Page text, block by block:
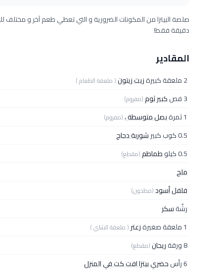
دقيقة فقط!
المقادير
2 ملعقة كبيرة زيت زيتون( ملعقة الطعام )
3 فص كبير ثوم(مفروم)
1 ثمرة بصل متوسطة ،(مفروم)
0.5 كوب كبير
شوربة دجاج
0.5 كيلو
طماطم(مقطع)
ملح
فلفل أسود(مطحون)
رشّةسكر
1 ملعقة صغيرة
زعتر ( ملعقة الشاي )
8 ورقة ريحان(مقطع)
6 رأس
حضري بيتزا افت كت في المنزل